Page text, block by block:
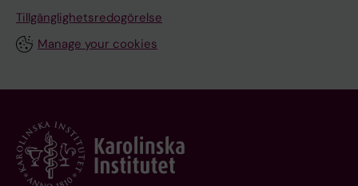
Tillgänglighetsredogörelse
Manage your cookies